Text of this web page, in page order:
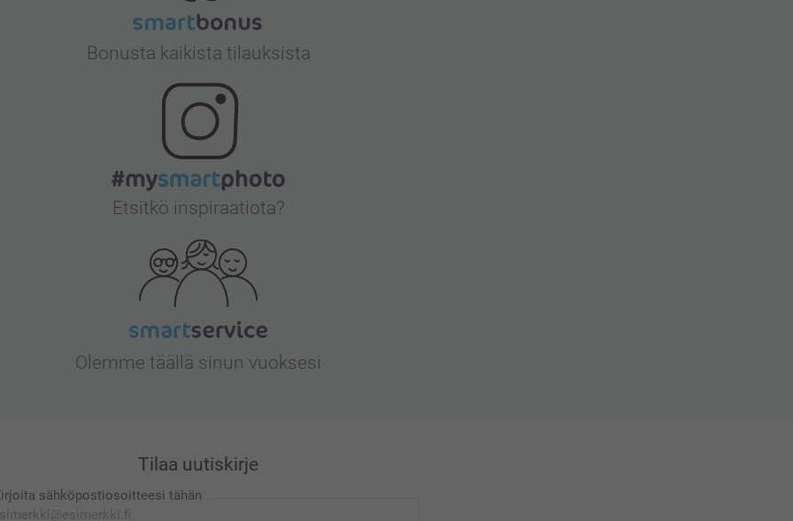
Bonusta kaikista tilauksista
Etsitkö inspiraatiota?
Olemme täällä sinun vuoksesi
Tilaa uutiskirje
sähköpostiosoitteesi tähän